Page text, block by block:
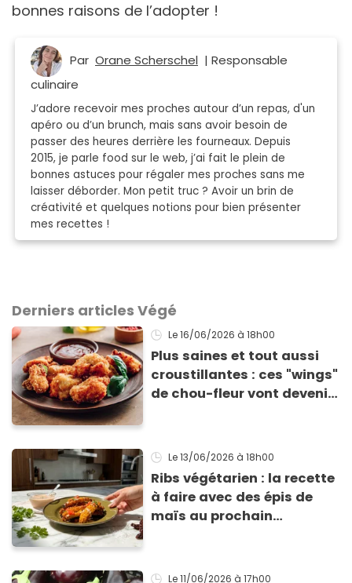
bonnes raisons de l’adopter !
Par Orane Scherschel | Responsable
culinaire
J’adore recevoir mes proches autour d’un repas, d'un
apéro ou d’un brunch, mais sans avoir besoin de
passer des heures derrière les fourneaux. Depuis
2015, je parle food sur le web, j’ai fait le plein de
bonnes astuces pour régaler mes proches sans me
laisser déborder. Mon petit truc ? Avoir un brin de
créativité et quelques notions pour bien présenter
mes recettes !
Derniers articles Végé
Le 16/06/2026 à 18h00
Plus saines et tout aussi
croustillantes : ces "wings"
de chou-fleur vont devenir
Le 13/06/2026 à 18h00
Ribs végétarien : la recette
à faire avec des épis de
maïs au prochain
Le 11/06/2026 à 17h00